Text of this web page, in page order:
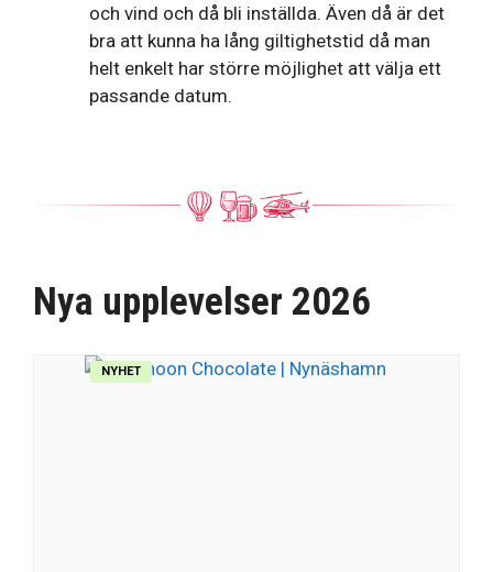
och vind och då bli inställda. Även då är det
bra att kunna ha lång giltighetstid då man
helt enkelt har större möjlighet att välja ett
passande datum.
Nya upplevelser 2026
NYHET